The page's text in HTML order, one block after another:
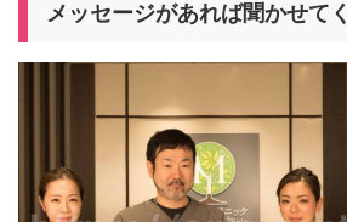
メッセージがあれば聞かせて